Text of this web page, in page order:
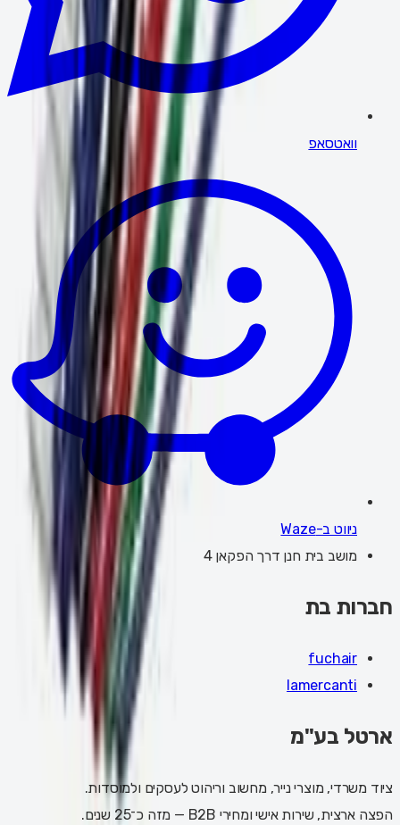
וואטסאפ
ניווט ב-Waze
מושב בית חנן דרך הפקאן 4
חברות בת
fuchair
lamercanti
ארטל בע"מ
ציוד משרדי, מוצרי נייר, מחשוב וריהוט לעסקים ולמוסדות.
הפצה ארצית, שירות אישי ומחירי B2B — מזה כ־25 שנים.